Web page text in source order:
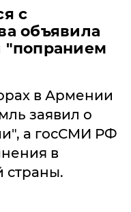
с
объявила
в Армении
заявил о
а госСМИ РФ
в
страны.